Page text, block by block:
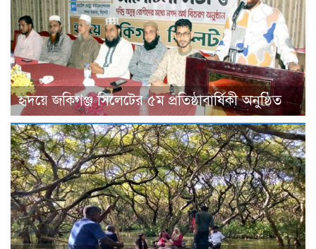
হৃদয়ে জকিগঞ্জ সিলেটের ৫ম প্রতিষ্ঠাবার্ষিকী অনুষ্ঠিত